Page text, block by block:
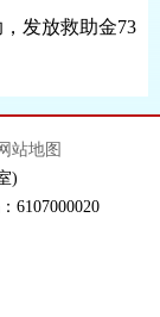
发放救助金73
站地图
)
6107000020